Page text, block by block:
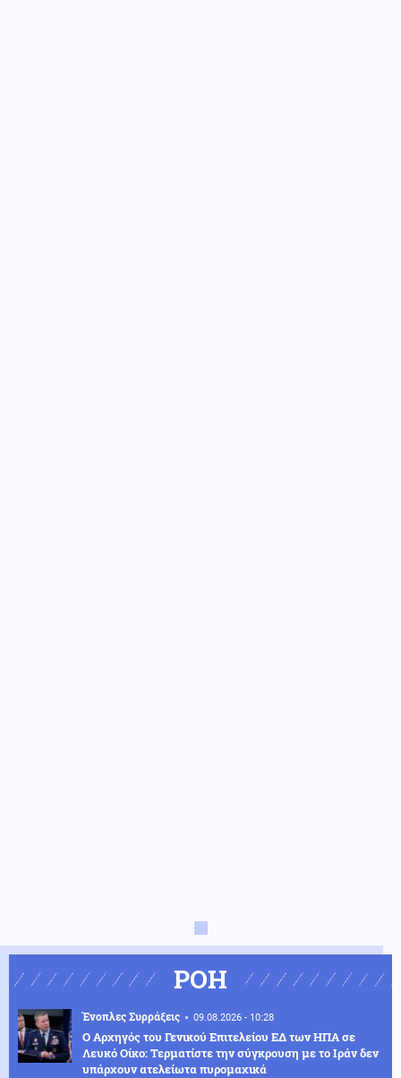
ΡΟΗ
Ένοπλες Συρράξεις 09.08.2026 - 10:28
Ο Αρχηγός του Γενικού Επιτελείου ΕΔ των ΗΠΑ σε
Λευκό Οίκο: Τερματίστε την σύγκρουση με το Ιράν δεν
υπάρχουν ατελείωτα πυρομαχικά